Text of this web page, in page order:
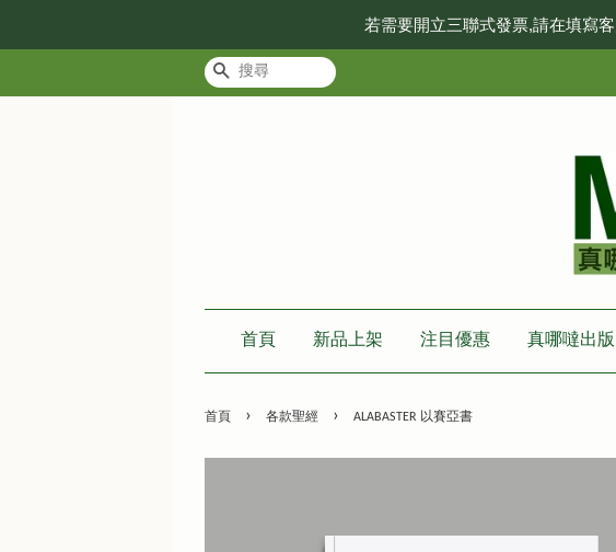
若需要開立三聯式發票,請在填寫
搜尋
首頁 新品上架 注目優惠 真哪噠出版
首頁 › 各款聖經 › ALABASTER 以賽亞書